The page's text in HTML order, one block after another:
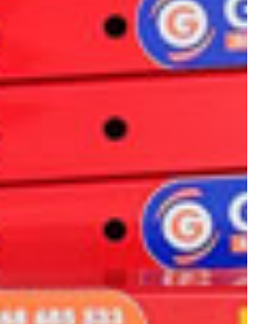
la máquina que
el siguiente botón o ponte
asesoramiento más personal.